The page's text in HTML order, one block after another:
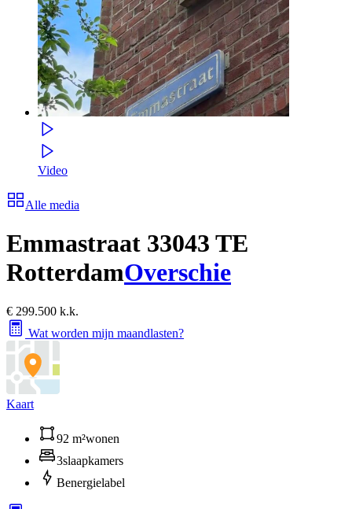
Video
Alle media
Emmastraat 33043 TE
RotterdamOverschie
€ 299.500 k.k.
Wat worden mijn maandlasten?
Kaart
92 m²wonen
3slaapkamers
Benergielabel